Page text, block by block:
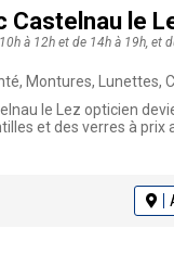
Castelnau le
à 12h et de 14h à 19h, et
Montures, Lunettes,
le Lez opticien
et des verres à